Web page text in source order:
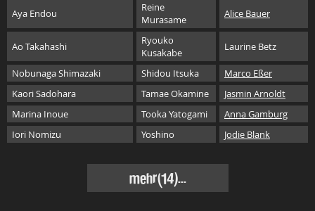
Aya Endou
Reine
Murasame
Alice Bauer
Ao Takahashi
Ryouko
Kusakabe
Laurine Betz
Nobunaga Shimazaki Shidou Itsuka
Marco Eßer
Kaori Sadohara
Tamae Okamine
Jasmin Arnoldt
Marina Inoue
Tooka Yatogami
Anna Gamburg
Iori Nomizu
Yoshino Jodie Blank
mehr(14)...